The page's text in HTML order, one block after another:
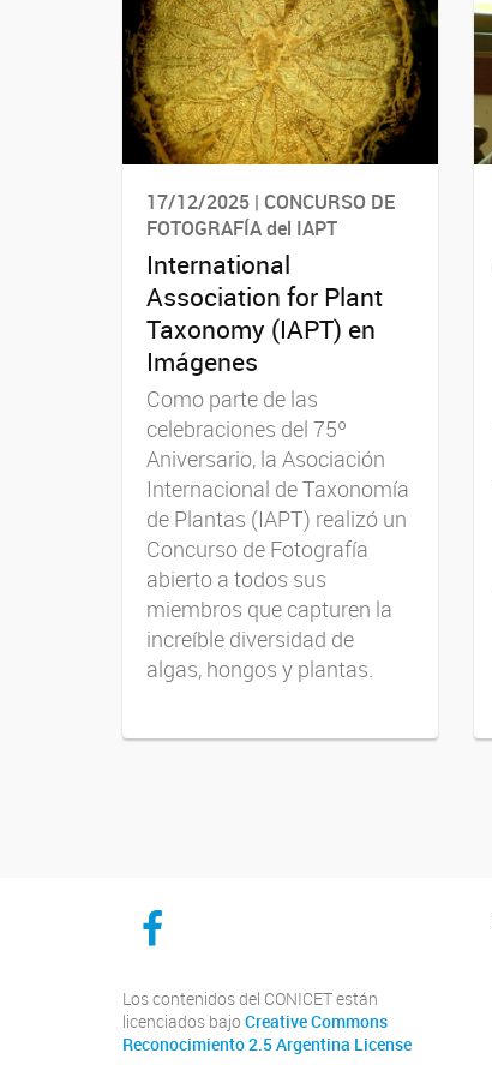
17/12/2025 | CONCURSO DE
FOTOGRAFÍA del IAPT
International
Association for Plant
Taxonomy (IAPT) en
Imágenes
Como parte de las
celebraciones del 75º
Aniversario, la Asociación
Internacional de Taxonomía
de Plantas (IAPT) realizó un
Concurso de Fotografía
abierto a todos sus
miembros que capturen la
increíble diversidad de
algas, hongos y plantas.
CICYTTP en Facebook
Los contenidos del CONICET están
licenciados bajo Creative Commons
Reconocimiento 2.5 Argentina License